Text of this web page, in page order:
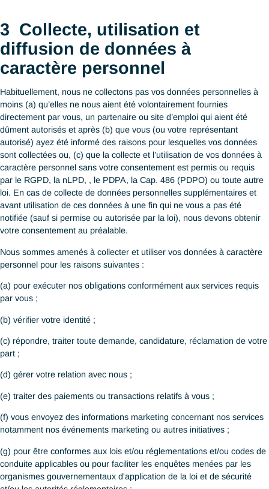
Telles qu’utilisées dans cette Notice et définies dans l’article 4
RGPD :
Personne concernée
”, i.e. une personne physique identifiée
identifiable qui (a) a pris contact par n’importe quel moyen
pour en savoir plus sur nos services ou (b) pourrait ou a conclu
contrat avec nous pour la fourniture de nos services.
“Données à caractère personnel”, i.e. toute information
directement ou indirectement une personne physique tel qu’un
ou un candidat (ex. nom, no de téléphone, photographie, date
naissance, commune de résidence, IBAN, ...).
Dès lors que le contexte le permet, tous les autres termes
cette notice doivent avoir la signification donnée par le RGPD,
nLPD, le PDPA modifié et la Cap. 486 (PDPO).
3 Collecte, utilisation et
diffusion de données à
caractère personnel
Habituellement, nous ne collectons pas vos données
moins (a) qu’elles ne nous aient été volontairement fournies
directement par vous, un partenaire ou site d’emploi qui aient
autorisé) ayez été informé des raisons pour lesquelles vos
sont collectées ou, (c) que la collecte et l’utilisation de vos
caractère personnel sans votre consentement est permis ou
loi. En cas de collecte de données personnelles
avant utilisation de ces données à une fin qui ne vous a pas été
notifiée (sauf si permise ou autorisée par la loi), nous devons